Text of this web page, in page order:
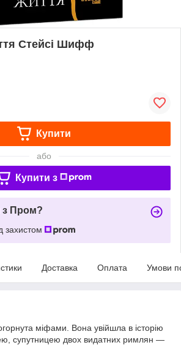
Стейсі Шифф
Купити
або
Купити з
з Пром?
захистом
Доставка Оплата Умови
міфами. Вона увійшла в історію
супутницею двох видатних римлян —